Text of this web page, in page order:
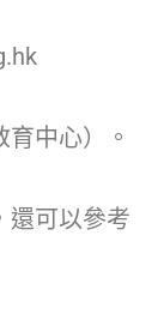
育中心）。
還可以參考